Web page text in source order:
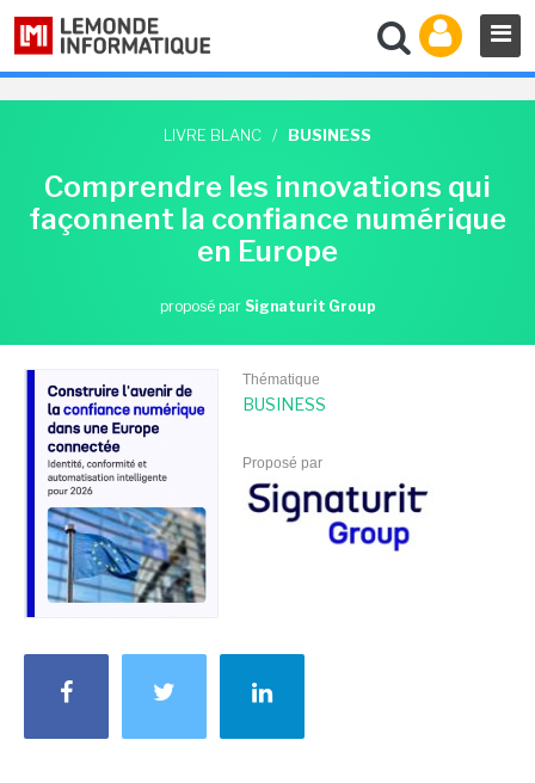
LIVRE BLANC / BUSINESS
Comprendre les innovations qui
façonnent la confiance numérique
en Europe
proposé par Signaturit Group
Thématique
BUSINESS
Proposé par